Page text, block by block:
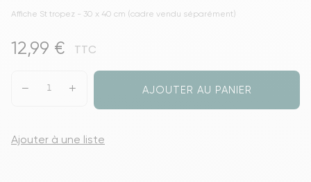
Affiche St tropez - 30 x 40 cm (cadre vendu séparément)
12,99 € TTC
AJOUTER AU PANIER
Ajouter à une liste